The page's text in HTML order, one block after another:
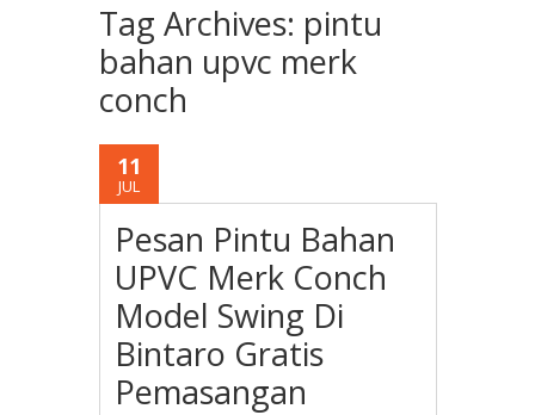
Tag Archives: pintu
bahan upvc merk
conch
11
JUL
Pesan Pintu Bahan
UPVC Merk Conch
Model Swing Di
Bintaro Gratis
Pemasangan